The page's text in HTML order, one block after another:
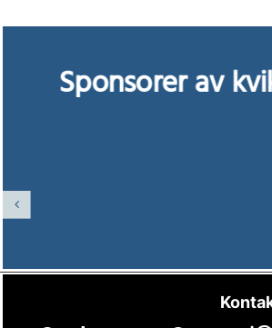
Sponsorer av